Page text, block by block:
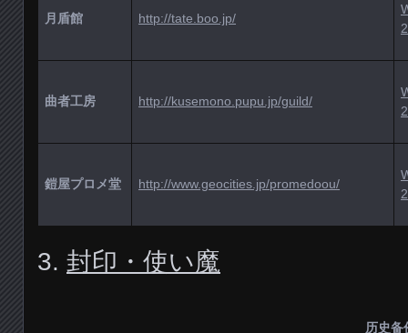
月盾館 http://tate.boo.jp/
曲者工房 http://kusemono.pupu.jp/guild/
鎧屋プロメ堂 http://www.geocities.jp/promedoou/
3. 封印・使い魔
历史备